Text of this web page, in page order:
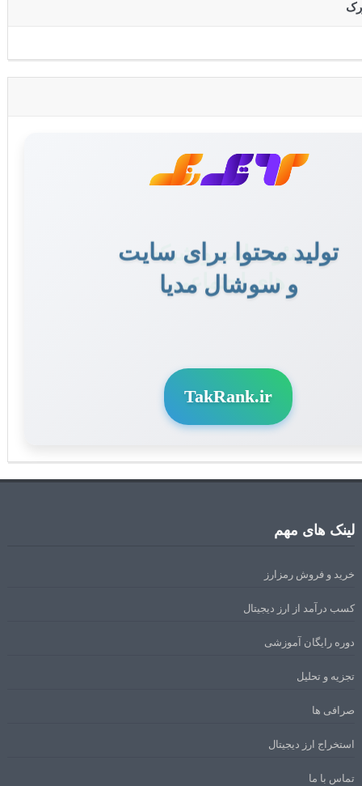
تولید محتوا برای سایت
و سوشال مدیا
TakRank.ir
لینک های مهم
خرید و فروش رمزارز
کسب درآمد از ارز دیجیتال
دوره رایگان آموزشی
تجزیه و تحلیل
صرافی ها
استخراج ارز دیجیتال
تماس با ما